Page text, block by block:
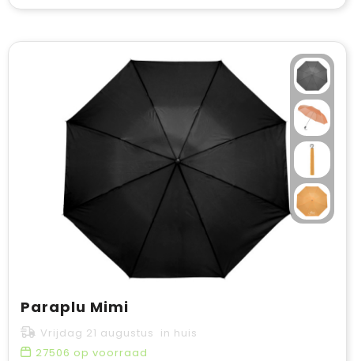
Paraplu Mimi
Vrijdag 21 augustus in huis
27506 op voorraad